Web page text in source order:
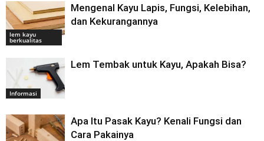
lem kayu
berkualitas
Mengenal Kayu Lapis, Fungsi, Kelebihan,
dan Kekurangannya
Informasi
Lem Tembak untuk Kayu, Apakah Bisa?
Apa Itu Pasak Kayu? Kenali Fungsi dan
Cara Pakainya